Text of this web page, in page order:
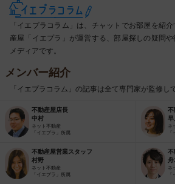
「イエプラコラム」は、チャットでお部屋を紹
産屋「イエプラ」が運営する、部屋探しの疑問
メディアです。
メンバー紹介
「イエプラコラム」の記事は全て専門家が監修し
不動産屋店長
中村
ネット不動産
「イエプラ」所属
不
早
ネ
不動産屋営業スタッフ
村野
ネット不動産
「イエプラ」所属
不
舟
ネ